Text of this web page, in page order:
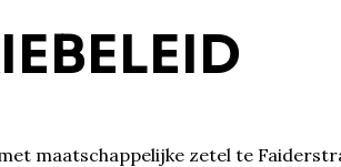
met maatschappelijke zetel te